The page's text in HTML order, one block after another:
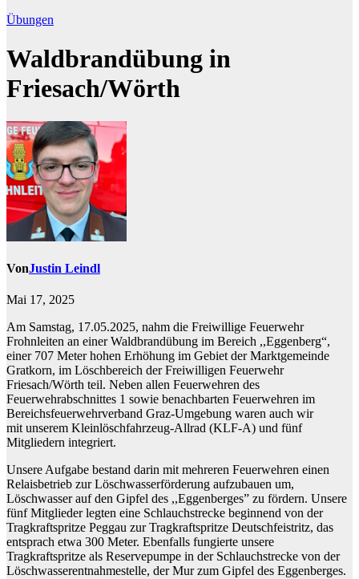
Übungen
Waldbrandübung in
Friesach/Wörth
VonJustin Leindl
Mai 17, 2025
Am Samstag, 17.05.2025, nahm die Freiwillige Feuerwehr
Frohnleiten an einer Waldbrandübung im Bereich ,,Eggenberg“,
einer 707 Meter hohen Erhöhung im Gebiet der Marktgemeinde
Gratkorn, im Löschbereich der Freiwilligen Feuerwehr
Friesach/Wörth teil. Neben allen Feuerwehren des
Feuerwehrabschnittes 1 sowie benachbarten Feuerwehren im
Bereichsfeuerwehrverband Graz-Umgebung waren auch wir
mit unserem Kleinlöschfahrzeug-Allrad (KLF-A) und fünf
Mitgliedern integriert.
Unsere Aufgabe bestand darin mit mehreren Feuerwehren einen
Relaisbetrieb zur Löschwasserförderung aufzubauen um,
Löschwasser auf den Gipfel des ,,Eggenberges” zu fördern. Unsere
fünf Mitglieder legten eine Schlauchstrecke beginnend von der
Tragkraftspritze Peggau zur Tragkraftspritze Deutschfeistritz, das
entsprach etwa 300 Meter. Ebenfalls fungierte unsere
Tragkraftspritze als Reservepumpe in der Schlauchstrecke von der
Löschwasserentnahmestelle, der Mur zum Gipfel des Eggenberges.